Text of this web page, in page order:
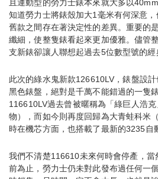
且運動型的勞力士錶本來就大多以
知道勞力士將錶殼加大1毫米有何深意
舊款之間存在著決定性的差異。重要的
纖細，使整隻錶看起來更加優雅。儘管
支新錶卻讓人聯想起過去5位數型號的經
此次的綠水鬼新款126610LV，錶盤設
黑色錶盤，絕對是千萬不能錯過的一隻
116610LV過去曾被暱稱為「綠巨人浩
物），而如今則再度回歸為大青蛙科米
時在機芯方面，也搭載了最新的3235自
我們不清楚116610未來何時會停產，當
前為止，勞力士仍未對此發布過任何一